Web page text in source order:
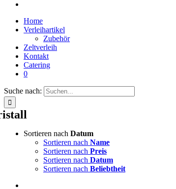
Home
Verleihartikel
Zubehör
Zeltverleih
Kontakt
Catering
0
Suche nach:
Sortieren nach Datum
Sortieren nach Name
Sortieren nach Preis
Sortieren nach Datum
Sortieren nach Beliebtheit